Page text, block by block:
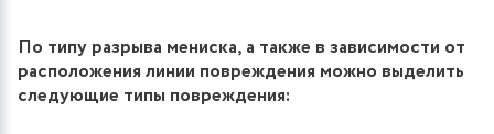
По типу разрыва мениска, а также в зависимости от
расположения линии повреждения можно выделить
следующие типы повреждения: